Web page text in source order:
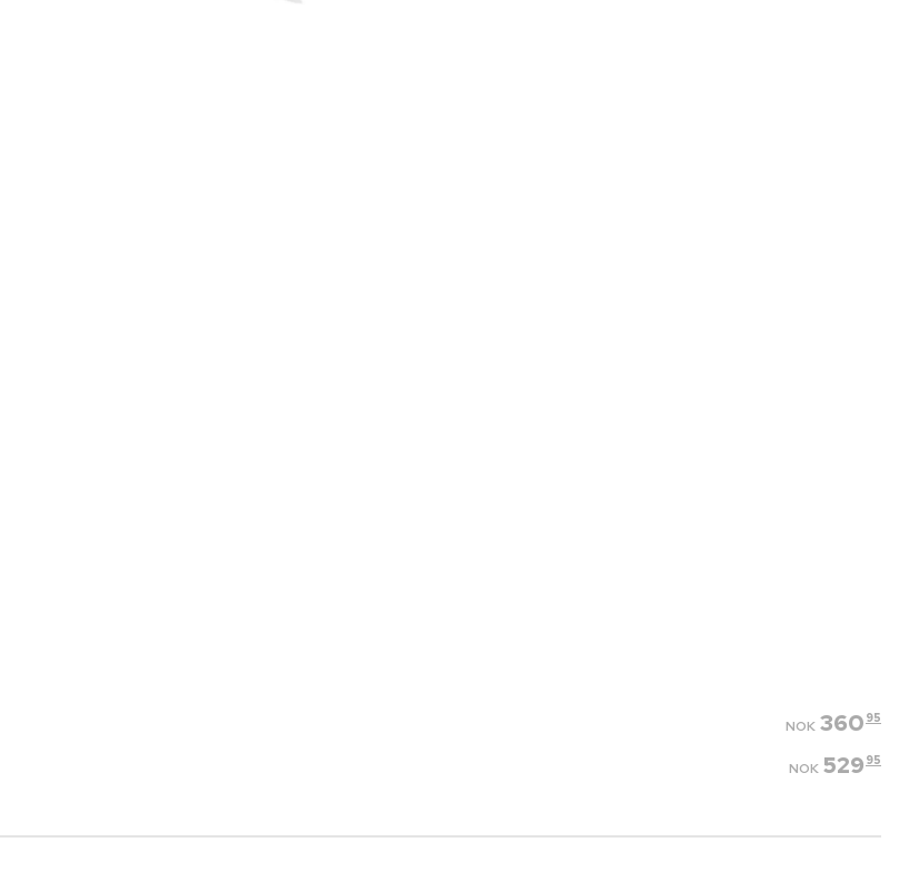
NOK 360 95
NOK 529 95